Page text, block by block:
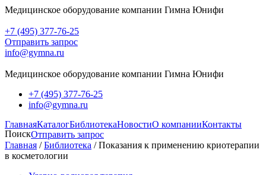
Медицинское оборудование компании Гимна Юнифи
+7 (495) 377-76-25
Отправить запрос
info@gymna.ru
Медицинское оборудование компании Гимна Юнифи
+7 (495) 377-76-25
info@gymna.ru
ГлавнаяКаталогБиблиотекаНовостиО компанииКонтакты
ПоискОтправить запрос
Главная /Библиотека /Показания к применению криотерапии
в косметологии